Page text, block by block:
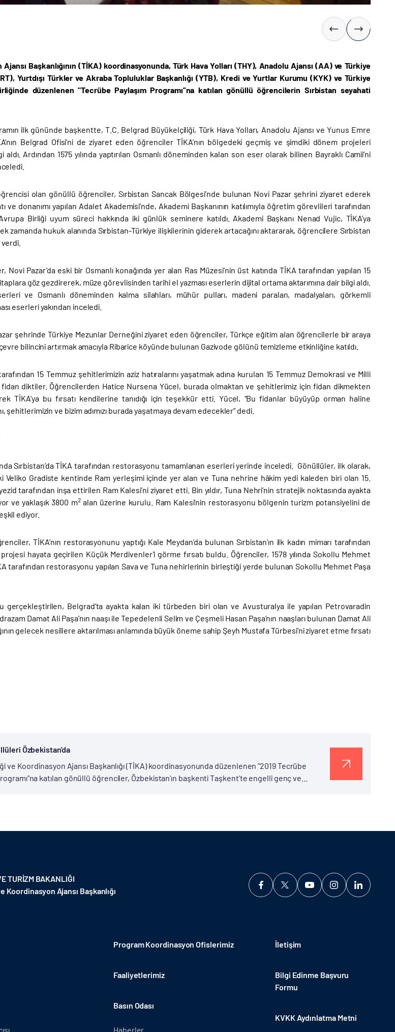
Başkanlığının (TİKA) koordinasyonunda, Türk Hava Yolları (THY), Anadolu Ajansı (AA) ve Türkiye
Yurtdışı Türkler ve Akraba Topluluklar Başkanlığı (YTB), Kredi ve Yurtlar Kurumu (KYK) ve Türkiye
düzenlenen "Tecrübe Paylaşım Programı”na katılan gönüllü öğrencilerin Sırbistan seyahati
ilk gününde başkentte, T.C. Belgrad Büyükelçiliği, Türk Hava Yolları, Anadolu Ajansı ve Yunus Emre
Belgrad Ofisi’ni de ziyaret eden öğrenciler TİKA’nın bölgedeki geçmiş ve şimdiki dönem projeleri
Ardından 1575 yılında yaptırılan Osmanlı döneminden kalan son eser olarak bilinen Bayraklı Camii’ni
olan gönüllü öğrenciler, Sırbistan Sancak Bölgesi’nde bulunan Novi Pazar şehrini ziyaret ederek
ve donanımı yapılan Adalet Akademisi’nde, Akademi Başkanının katılımıyla öğretim görevlileri tarafından
Birliği uyum süreci hakkında iki günlük seminere katıldı. Akademi Başkanı Nenad Vujic, TİKA’ya
zamanda hukuk alanında Sırbistan-Türkiye ilişkilerinin giderek artacağını aktararak, öğrencilere Sırbistan
Novi Pazar’da eski bir Osmanlı konağında yer alan Ras Müzesi’nin üst katında TİKA tarafından yapılan 15
göz gezdirerek, müze görevlisinden tarihi el yazması eserlerin dijital ortama aktarımına dair bilgi aldı.
ve Osmanlı döneminden kalma silahları, mühür pulları, madeni paraları, madalyaları, görkemli
eserleri yakından inceledi.
şehrinde Türkiye Mezunlar Derneğini ziyaret eden öğrenciler, Türkçe eğitim alan öğrencilerle bir araya
bilincini artırmak amacıyla Ribarice köyünde bulunan Gazivode gölünü temizleme etkinliğine katıldı.
15 Temmuz şehitlerimizin aziz hatıralarını yaşatmak adına kurulan 15 Temmuz Demokrasi ve Milli
fidan diktiler. Öğrencilerden Hatice Nursena Yücel, burada olmaktan ve şehitlerimiz için fidan dikmekten
TİKA’ya bu fırsatı kendilerine tanıdığı için teşekkür etti. Yücel, “Bu fidanlar büyüyüp orman haline
şehitlerimizin ve bizim adımızı burada yaşatmaya devam edecekler” dedi.
Sırbistan’da TİKA tarafından restorasyonu tamamlanan eserleri yerinde inceledi. Gönüllüler, ilk olarak,
Veliko Gradiste kentinde Ram yerleşimi içinde yer alan ve Tuna nehrine hâkim yedi kaleden biri olan 15.
tarafından inşa ettirilen Ram Kalesi’ni ziyaret etti. Bin yıldır, Tuna Nehri’nin stratejik noktasında ayakta
ve yaklaşık 3800 m2alan üzerine kurulu. Ram Kalesi’nin restorasyonu bölgenin turizm potansiyelini de
ediyor.
TİKA’nın restorasyonunu yaptığı Kale Meydan’da bulunan Sırbistan’ın ilk kadın mimarı tarafından
hayata geçirilen Küçük Merdivenler’i görme fırsatı buldu. Öğrenciler, 1578 yılında Sokollu Mehmet
tarafından restorasyonu yapılan Sava ve Tuna nehirlerinin birleştiği yerde bulunan Sokollu Mehmet Paşa
gerçekleştirilen, Belgrad’ta ayakta kalan iki türbeden biri olan ve Avusturalya ile yapılan Petrovaradin
Damat Ali Paşa’nın naaşı ile Tepedelenli Selim ve Çeşmeli Hasan Paşa’nın naaşları bulunan Damat Ali
gelecek nesillere aktarılması anlamında büyük öneme sahip Şeyh Mustafa Türbesi’ni ziyaret etme fırsatı
Özbekistan'da
ve Koordinasyon Ajansı Başkanlığı (TİKA) koordinasyonunda düzenlenen "2019 Tecrübe
katılan gönüllü öğrenciler, Özbekistan'ın başkenti Taşkent'te engelli genç ve
TURİZM BAKANLIĞI
Koordinasyon Ajansı Başkanlığı
Program Koordinasyon Ofislerimiz
Faaliyetlerimiz
Basın Odası
Haberler
İletişim
Bilgi Edinme Başvuru
Formu
KVKK Aydınlatma Metni